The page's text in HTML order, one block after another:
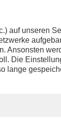
auf unseren
Ansonsten
Die
lange